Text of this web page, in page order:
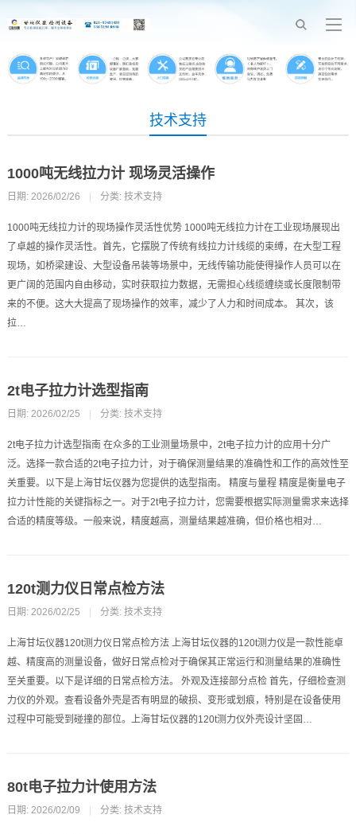
技术支持
1000吨无线拉力计 现场灵活操作
日期: 2026/02/26 | 分类: 技术支持
1000吨无线拉力计的现场操作灵活性优势 1000吨无线拉力计在工业现场展现出
了卓越的操作灵活性。首先，它摆脱了传统有线拉力计线缆的束缚，在大型工程
现场，如桥梁建设、大型设备吊装等场景中，无线传输功能使得操作人员可以在
更广阔的范围内自由移动，实时获取拉力数据，无需担心线缆缠绕或长度限制带
来的不便。这大大提高了现场操作的效率，减少了人力和时间成本。 其次，该
拉…
2t电子拉力计选型指南
日期: 2026/02/25 | 分类: 技术支持
2t电子拉力计选型指南 在众多的工业测量场景中，2t电子拉力计的应用十分广
泛。选择一款合适的2t电子拉力计，对于确保测量结果的准确性和工作的高效性至
关重要。以下是上海甘坛仪器为您提供的选型指南。 精度与量程 精度是衡量电子
拉力计性能的关键指标之一。对于2t电子拉力计，您需要根据实际测量需求来选择
合适的精度等级。一般来说，精度越高，测量结果越准确，但价格也相对…
120t测力仪日常点检方法
日期: 2026/02/25 | 分类: 技术支持
上海甘坛仪器120t测力仪日常点检方法 上海甘坛仪器的120t测力仪是一款性能卓
越、精度高的测量设备，做好日常点检对于确保其正常运行和测量结果的准确性
至关重要。以下是详细的日常点检方法。 外观及连接部分点检 首先，仔细检查测
力仪的外观。查看设备外壳是否有明显的破损、变形或划痕，特别是在设备使用
过程中可能受到碰撞的部位。上海甘坛仪器的120t测力仪外壳设计坚固…
80t电子拉力计使用方法
日期: 2026/02/09 | 分类: 技术支持